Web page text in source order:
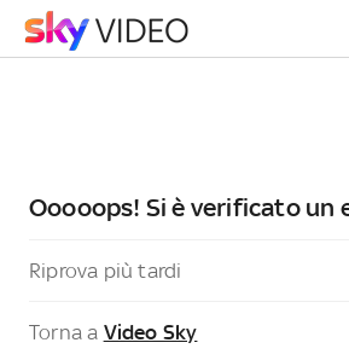
Ooooops! Si è verificato un
Riprova più tardi
Torna a Video Sky